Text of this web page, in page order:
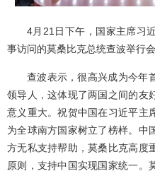
4月21日下午，国家主席习
事访问的莫桑比克总统查波举行
查波表示，很高兴成为今年
领导人，这体现了两国之间的友
意义重大。祝贺中国在习近平主
为全球南方国家树立了榜样。中
方无私支持帮助，莫桑比克高度
原则，支持中国实现国家统一。